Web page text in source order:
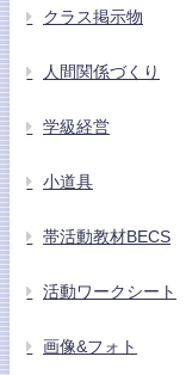
クラス掲示物
人間関係づくり
学級経営
小道具
帯活動教材BECS
活動ワークシート
画像&フォト